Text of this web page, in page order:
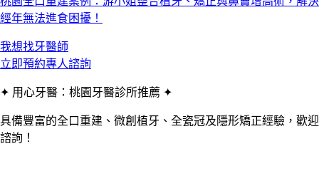
經年無法進食困擾！
我想找牙醫師
立即預約專人諮詢
✦ 用心牙醫：桃園牙醫診所推薦 ✦
具備豐富的全口重建、微創植牙、全瓷冠及隱形矯正經驗，歡迎
諮詢！